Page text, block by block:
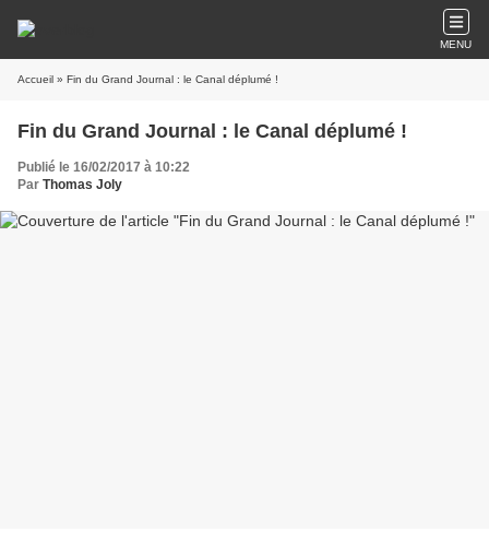
MENU
Accueil » Fin du Grand Journal : le Canal déplumé !
Fin du Grand Journal : le Canal déplumé !
Publié le 16/02/2017 à 10:22
Par Thomas Joly